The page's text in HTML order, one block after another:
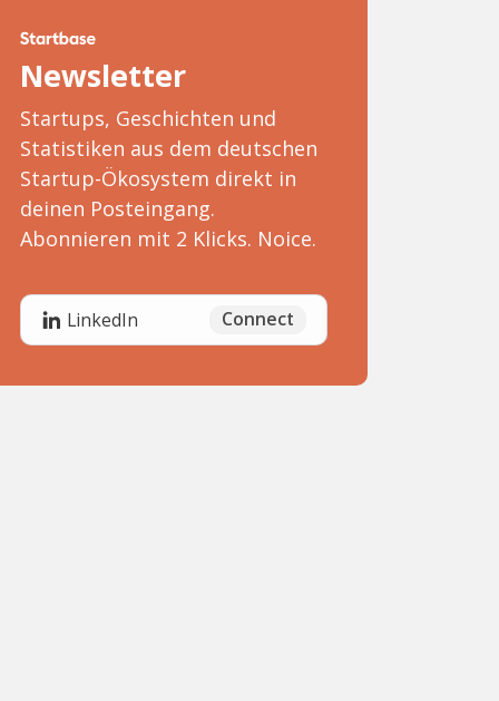
Newsletter
Startups, Geschichten und
Statistiken aus dem deutschen
Startup-Ökosystem direkt in
deinen Posteingang.
Abonnieren mit 2 Klicks. Noice.
LinkedIn Connect